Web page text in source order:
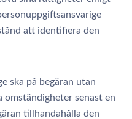
att identifiera den
ska på begäran utan
senast en
tillhandahålla den